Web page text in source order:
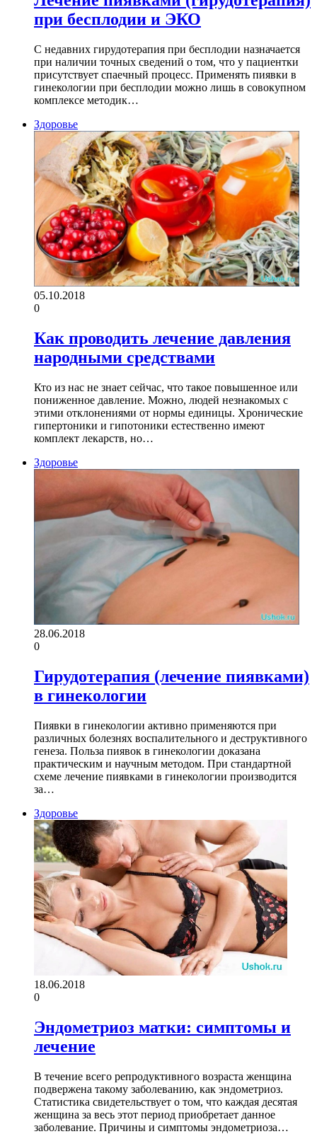
при бесплодии и ЭКО
С недавних гирудотерапия при бесплодии назначается
при наличии точных сведений о том, что у пациентки
присутствует спаечный процесс. Применять пиявки в
гинекологии при бесплодии можно лишь в совокупном
комплексе методик…
Здоровье
05.10.2018
0
Как проводить лечение давления
народными средствами
Кто из нас не знает сейчас, что такое повышенное или
пониженное давление. Можно, людей незнакомых с
этими отклонениями от нормы единицы. Хронические
гипертоники и гипотоники естественно имеют
комплект лекарств, но…
Здоровье
28.06.2018
0
Гирудотерапия (лечение пиявками)
в гинекологии
Пиявки в гинекологии активно применяются при
различных болезнях воспалительного и деструктивного
генеза. Польза пиявок в гинекологии доказана
практическим и научным методом. При стандартной
схеме лечение пиявками в гинекологии производится
за…
Здоровье
18.06.2018
0
Эндометриоз матки: симптомы и
лечение
В течение всего репродуктивного возраста женщина
подвержена такому заболеванию, как эндометриоз.
Статистика свидетельствует о том, что каждая десятая
женщина за весь этот период приобретает данное
заболевание. Причины и симптомы эндометриоза…